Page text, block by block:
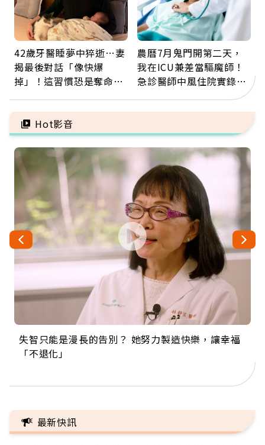
42歲牙醫睡夢中猝逝…妻
揭最後對話「像快爆
掉」！這習慣恐是奪命原
命交換
農曆7月鬼門開第二天，
我在ICU兼差當驅魔師！
急診醫師中風住院實錄：
Hot影音
失智只能是漫長的告別？ 她努力製造快樂，讓幸福
「不退化」
來自剛果的巧克力神父 為台灣奉獻36年 「台灣是我
的家，我連作夢都講台語！」
63歲卸矽谷副總、搬回台灣找快樂！「蛋黃哥小
丑」走進安養院，逗樂上萬爺奶：退休後才開始真
104歲打破金氏世界紀錄 成為全球最年長羽球選
手，分享長壽的秘密原來是「這個」
事業巔峰他選擇追夢…黑手阿伯拉小提琴還登上小
巨蛋！連CNN都大讚！
最新快訊